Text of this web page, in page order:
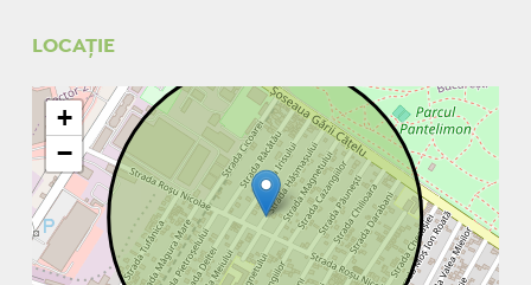
LOCAȚIE
+
−